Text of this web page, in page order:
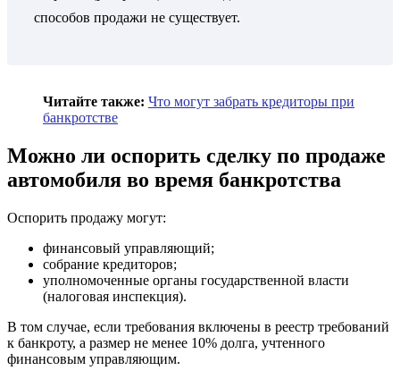
способов продажи не существует.
Читайте также: Что могут забрать кредиторы при
банкротстве
Можно ли оспорить сделку по продаже
автомобиля во время банкротства
Оспорить продажу могут:
финансовый управляющий;
собрание кредиторов;
уполномоченные органы государственной власти
(налоговая инспекция).
В том случае, если требования включены в реестр требований
к банкроту, а размер не менее 10% долга, учтенного
финансовым управляющим.